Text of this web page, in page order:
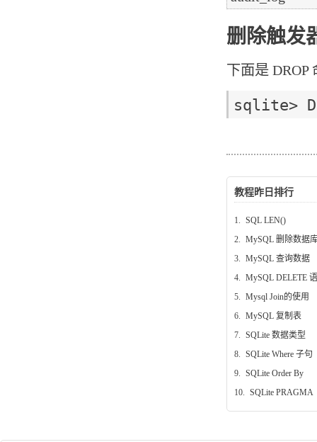
删除触发
下面是
教程昨日排行
1. SQL LEN()
2. MySQL 删除数据
3. MySQL 查询数据
4. MySQL DELETE
5. Mysql Join的使用
6. MySQL 复制表
7. SQLite 数据类型
8. SQLite Where 子句
9. SQLite Order By
10. SQLite PRAGMA